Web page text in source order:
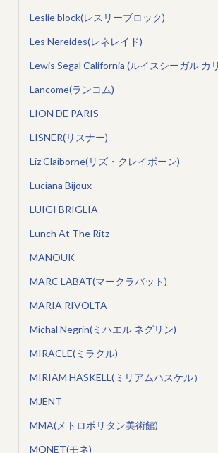
Leslie block(レスリーブロック)
Les Nereides(レネレイド)
Lewis Segal California (ルイスシーガル カ
Lancome(ランコム)
LION DE PARIS
LISNER(リスナー)
Liz Claiborne(リズ・クレイボーン)
Luciana Bijoux
LUIGI BRIGLIA
Lunch At The Ritz
MANOUK
MARC LABAT(マークラバット)
MARIA RIVOLTA
Michal Negrin(ミハエル ネグリン)
MIRACLE(ミラクル)
MIRIAM HASKELL(ミリアムハスケル）
MJENT
MMA(メトロポリタン美術館)
MONET(モネ)